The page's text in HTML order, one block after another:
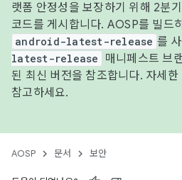
랫폼 안정성을 보장하기 위해 2분
코드를 게시합니다. AOSP를 빌드
android-latest-release 를
latest-release
매니페스트 브
된 최신 버전을 참조합니다. 자세한
참고하세요.
AOSP 문서 보안